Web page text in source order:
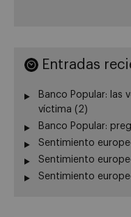
Entradas
Banco Popular: las
víctima (2)
Banco Popular:
Sentimiento
Sentimiento
Sentimiento